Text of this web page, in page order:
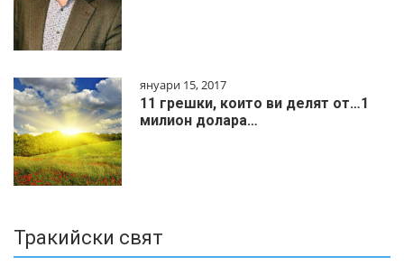
януари 15, 2017
11 грешки, които ви делят от…1
милиoн дoлapa…
Тракийски свят